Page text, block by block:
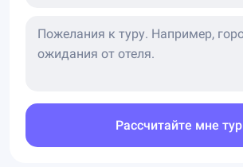
Рассчитайте мне тур